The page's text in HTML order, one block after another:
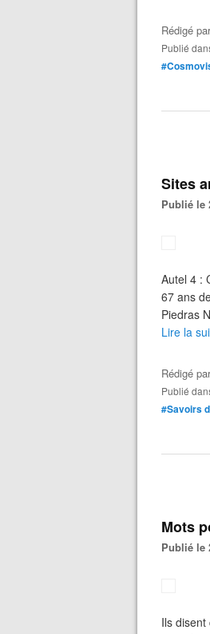
Rédigé
Publié
Sites
Publié
Autel 4 :
67 ans
Piedras
Lire la
Rédigé
Publié
#Savoirs
Mots
Publié
Ils